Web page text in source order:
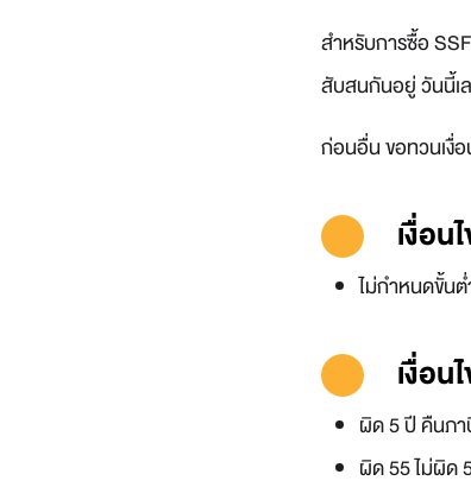
สำหรับการซื้อ
สับสนกันอยู่ วันนี้เ
ก่อนอื่น ขอทวนเงื่อ
เงื่อน
ไม่กำหนดขั้น
เงื่อน
ผิด 5 ปี คืนภา
ผิด 55 ไม่ผิด